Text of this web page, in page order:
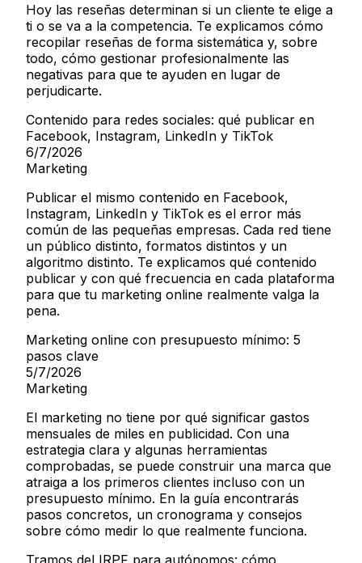
Hoy las reseñas determinan si un cliente te elige a
ti o se va a la competencia. Te explicamos cómo
recopilar reseñas de forma sistemática y, sobre
todo, cómo gestionar profesionalmente las
negativas para que te ayuden en lugar de
perjudicarte.
Contenido para redes sociales: qué publicar en
Facebook, Instagram, LinkedIn y TikTok
6/7/2026
Marketing
Publicar el mismo contenido en Facebook,
Instagram, LinkedIn y TikTok es el error más
común de las pequeñas empresas. Cada red tiene
un público distinto, formatos distintos y un
algoritmo distinto. Te explicamos qué contenido
publicar y con qué frecuencia en cada plataforma
para que tu marketing online realmente valga la
pena.
Marketing online con presupuesto mínimo: 5
pasos clave
5/7/2026
Marketing
El marketing no tiene por qué significar gastos
mensuales de miles en publicidad. Con una
estrategia clara y algunas herramientas
comprobadas, se puede construir una marca que
atraiga a los primeros clientes incluso con un
presupuesto mínimo. En la guía encontrarás
pasos concretos, un cronograma y consejos
sobre cómo medir lo que realmente funciona.
Tramos del IRPF para autónomos: cómo